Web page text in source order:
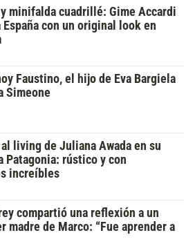
minifalda cuadrillé: Gime Accardi
con un original look en
Faustino, el hijo de Eva Bargiela
Simeone
living de Juliana Awada en su
Patagonia: rústico y con
increíbles
compartió una reflexión a un
madre de Marco: “Fue aprender a